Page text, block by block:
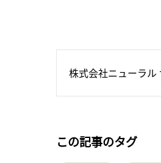
株式会社ニューラル
この記事のタグ